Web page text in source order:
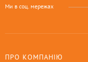
Ми в соц. мережах
ПРО КОМПАНІЮ